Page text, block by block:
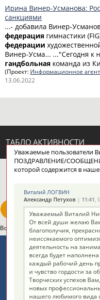
Ирина Винер-Усманова:
санкциями
...- добавила Винер-
федерация гимнастики
федерации
Винер-Усма... ..."Сегодня к
гандбольная команда из
(Проект: Информационное
13.06.2022
ТАБЛО АКТИВНОСТИ
ЦЕЛИ ПРОЕКТА
Вопросы сотрудничества и
Стадион, 1998-2026
Разработка и поддержка ООО
Адресов в новостной
Подпишись
Уважаемые пользователи
ПОЗДРАВЛЕНИЕ/
которой содержится в
Виталий ЛОГВИН
Александр Петухов| 11:41,
Уважаемый Виталий
От всей души желаю
благополучия,
неиссякаемого
деятельность на
всегда будет
каждый рабочий день
и чувство гордости за
Творческих успехов
новых
нашего любимого вида